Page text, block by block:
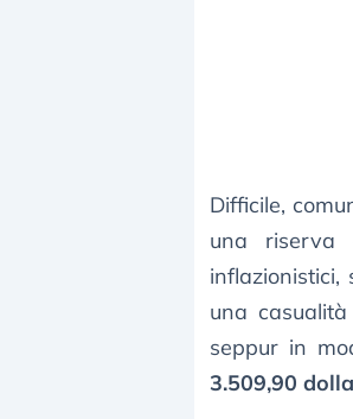
Difficile,
una riserva
una
seppur in
3.509,90